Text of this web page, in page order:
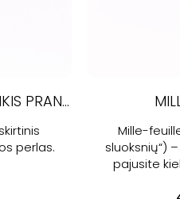
FLAN PÂTISSIER – KLASIKIS PRANCŪZIŠKAS DESERTAS
perlas.
Mille-
sluoksnių“)
pajusite